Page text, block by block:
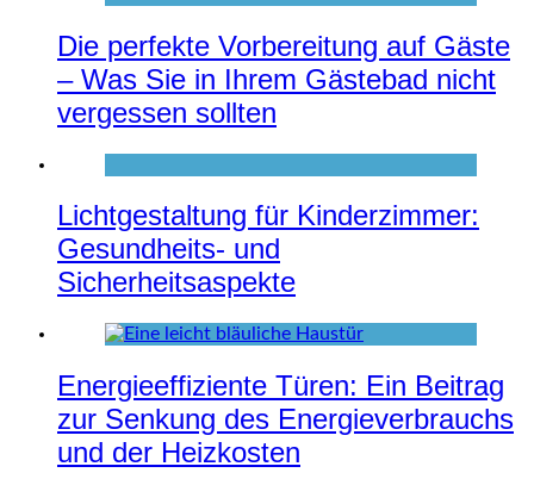
Die perfekte Vorbereitung auf Gäste
– Was Sie in Ihrem Gästebad nicht
vergessen sollten
Lichtgestaltung für Kinderzimmer:
Gesundheits- und
Sicherheitsaspekte
Energieeffiziente Türen: Ein Beitrag
zur Senkung des Energieverbrauchs
und der Heizkosten